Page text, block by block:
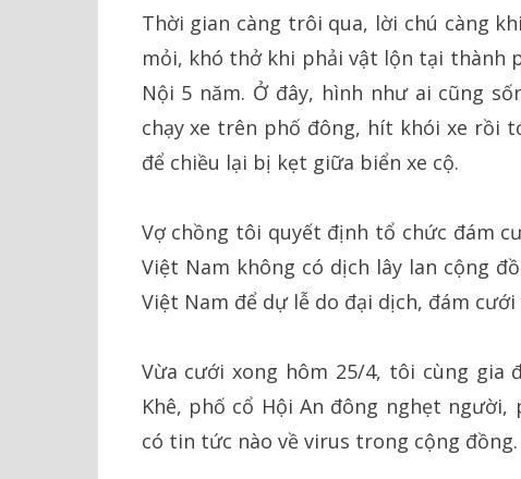
Thời gian càng trôi qua, lời chú càng
mỏi, khó thở khi phải vật lộn tại thành
Nội 5 năm. Ở đây, hình như ai cũng
chạy xe trên phố đông, hít khói xe rồi
để chiều lại bị kẹt giữa biển xe cộ.
Vợ chồng tôi quyết định tổ chức đám
Việt Nam không có dịch lây lan cộng
Việt Nam để dự lễ do đại dịch, đám
Vừa cưới xong hôm 25/4, tôi cùng gia
Khê, phố cổ Hội An đông nghẹt
có tin tức nào về virus trong cộng đồng.